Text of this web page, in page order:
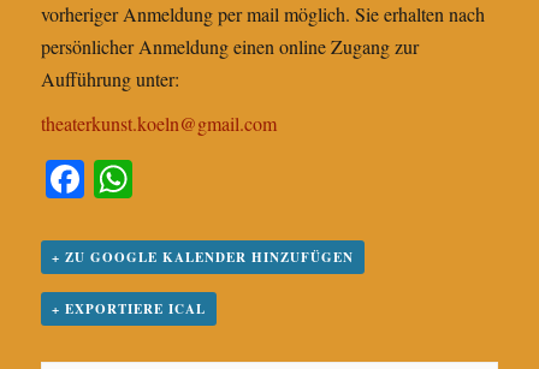
vorheriger Anmeldung per mail möglich. Sie erhalten nach
persönlicher Anmeldung einen online Zugang zur
Aufführung unter:
theaterkunst.koeln@gmail.com
Fa
bo
ok
ts
A
pp
+ ZU GOOGLE KALENDER HINZUFÜGEN
+ EXPORTIERE ICAL